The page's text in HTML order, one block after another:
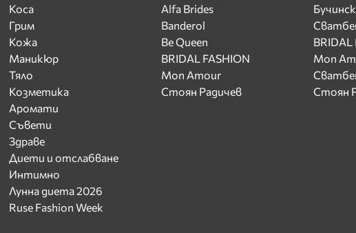
Коса
Грим
Кожа
Маникюр
Тяло
Козметика
Аромати
Съвети
Здраве
Диети и отслабване
Интимно
Лунна диета 2026
Ruse Fashion Week
Alfa Brides
Banderol
Be Queen
BRIDAL FASHION
Mon Amour
Стоян Радичев
BRIDAL
Mon
Стоян